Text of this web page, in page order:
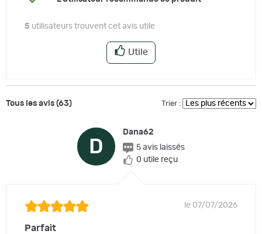
5 utilisateurs trouvent cet avis utile
Utile
Tous les avis (63) Trier :
D
Dana62
5 avis laissés
0 utile reçu
le 07/07/2026
Parfait